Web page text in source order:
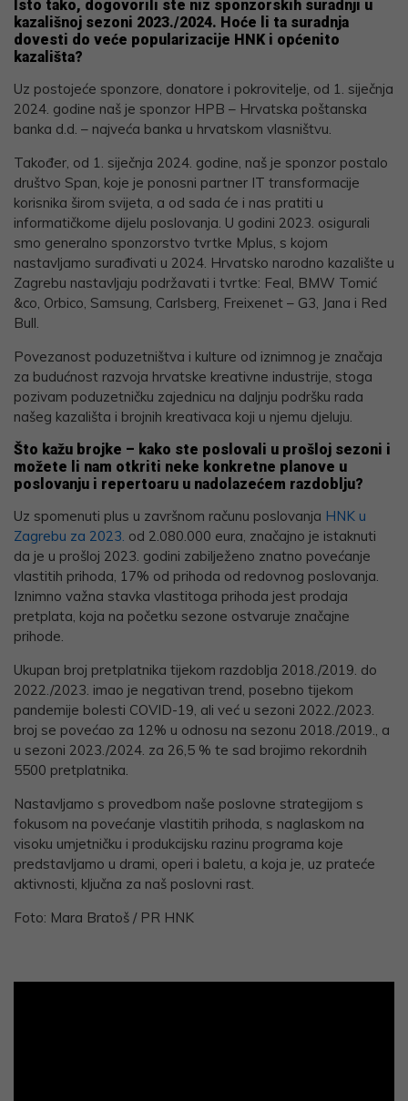
Isto tako, dogovorili ste niz sponzorskih suradnji u
kazališnoj sezoni 2023./2024. Hoće li ta suradnja
dovesti do veće popularizacije HNK i općenito
kazališta?
Uz postojeće sponzore, donatore i pokrovitelje, od 1. siječnja
2024. godine naš je sponzor HPB – Hrvatska poštanska
banka d.d. – najveća banka u hrvatskom vlasništvu.
Također, od 1. siječnja 2024. godine, naš je sponzor postalo
društvo Span, koje je ponosni partner IT transformacije
korisnika širom svijeta, a od sada će i nas pratiti u
informatičkome dijelu poslovanja. U godini 2023. osigurali
smo generalno sponzorstvo tvrtke Mplus, s kojom
nastavljamo surađivati u 2024. Hrvatsko narodno kazalište u
Zagrebu nastavljaju podržavati i tvrtke: Feal, BMW Tomić
&co, Orbico, Samsung, Carlsberg, Freixenet – G3, Jana i Red
Bull.
Povezanost poduzetništva i kulture od iznimnog je značaja
za budućnost razvoja hrvatske kreativne industrije, stoga
pozivam poduzetničku zajednicu na daljnju podršku rada
našeg kazališta i brojnih kreativaca koji u njemu djeluju.
Što kažu brojke – kako ste poslovali u prošloj sezoni i
možete li nam otkriti neke konkretne planove u
poslovanju i repertoaru u nadolazećem razdoblju?
Uz spomenuti plus u završnom računu poslovanja HNK u
Zagrebu za 2023. od 2.080.000 eura, značajno je istaknuti
da je u prošloj 2023. godini zabilježeno znatno povećanje
vlastitih prihoda, 17% od prihoda od redovnog poslovanja.
Iznimno važna stavka vlastitoga prihoda jest prodaja
pretplata, koja na početku sezone ostvaruje značajne
prihode.
Ukupan broj pretplatnika tijekom razdoblja 2018./2019. do
2022./2023. imao je negativan trend, posebno tijekom
pandemije bolesti COVID-19, ali već u sezoni 2022./2023.
broj se povećao za 12% u odnosu na sezonu 2018./2019., a
u sezoni 2023./2024. za 26,5 % te sad brojimo rekordnih
5500 pretplatnika.
Nastavljamo s provedbom naše poslovne strategijom s
fokusom na povećanje vlastitih prihoda, s naglaskom na
visoku umjetničku i produkcijsku razinu programa koje
predstavljamo u drami, operi i baletu, a koja je, uz prateće
aktivnosti, ključna za naš poslovni rast.
Foto: Mara Bratoš / PR HNK